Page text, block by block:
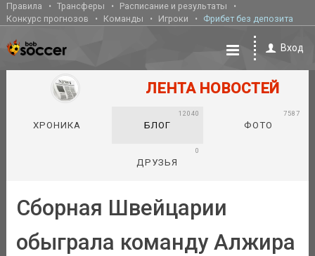
Правила Трансферы
Расписание и результаты
Конкурс прогнозов
Команды Игроки Фрибет без депозита
Вход
ЛЕНТА НОВОСТЕЙ
ХРОНИКА БЛОГ
12040
ФОТО
7587
ДРУЗЬЯ
0
Сборная Швейцарии
обыграла команду Алжира